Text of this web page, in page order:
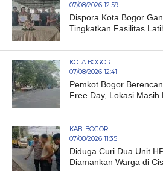
07/08/2026 12:59
Dispora Kota Bogor
Tingkatkan Fasilitas
KOTA BOGOR
07/08/2026 12:41
Pemkot Bogor
Free Day, Lokasi Masih
KAB. BOGOR
07/08/2026 11:35
Diduga Curi Dua Unit
Diamankan Warga di